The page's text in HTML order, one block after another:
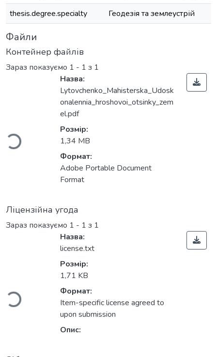
thesis.degree.specialty
Геодезія та землеустрій
Файли
Контейнер файлів
Зараз показуємо 1 - 1 з 1
Вантажиться...
Назва:
Lytovchenko_Mahisterska_Udosk
onalennia_hroshovoi_otsinky_zem
el.pdf
Розмір:
1,34 MB
Формат:
Adobe Portable Document
Format
Ліцензійна угода
Зараз показуємо 1 - 1 з 1
Вантажиться...
Назва:
license.txt
Розмір:
1,71 KB
Формат:
Item-specific license agreed to
upon submission
Опис: